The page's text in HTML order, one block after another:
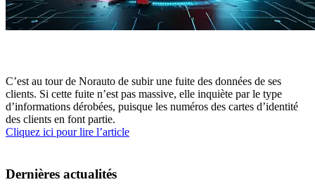
C’est au tour de Norauto de subir une fuite des données de ses
clients. Si cette fuite n’est pas massive, elle inquiète par le type
d’informations dérobées, puisque les numéros des cartes d’identité
des clients en font partie.
Cliquez ici pour lire l’article
Dernières actualités